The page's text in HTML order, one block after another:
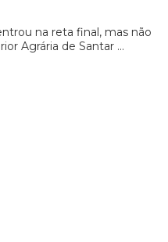
na reta final, mas não
Agrária de Santar ...